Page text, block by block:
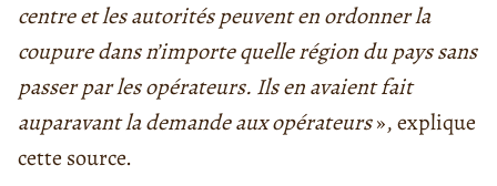
centre et les autorités peuvent en ordonner la
coupure dans n’importe quelle région du pays sans
passer par les opérateurs. Ils en avaient fait
auparavant la demande aux opérateurs», explique
cette source.